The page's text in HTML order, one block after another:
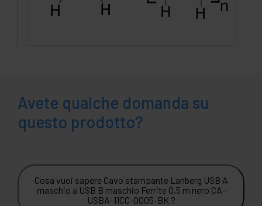
Avete qualche domanda su
questo prodotto?
Cosa vuoi sapere Cavo stampante Lanberg USB A
maschio a USB B maschio Ferrite 0,5 m nero CA-
USBA-11CC-0005-BK ?